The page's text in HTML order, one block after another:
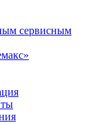
сервисным